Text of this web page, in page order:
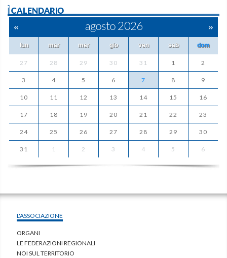
ilCALENDARIO
« agosto 2026 »
lun mar mer gio ven sab dom
27 28 29 30 31 1 2
3 4 5 6 7 8 9
10 11 12 13 14 15 16
17 18 19 20 21 22 23
24 25 26 27 28 29 30
31 1 2 3 4 5 6
L'ASSOCIAZIONE
ORGANI
LE FEDERAZIONI REGIONALI
NOI SUL TERRITORIO